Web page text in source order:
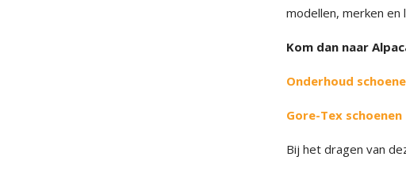
modellen, merken en
Kom dan naar
Onderhoud
Gore-Tex schoenen
Bij het dragen van